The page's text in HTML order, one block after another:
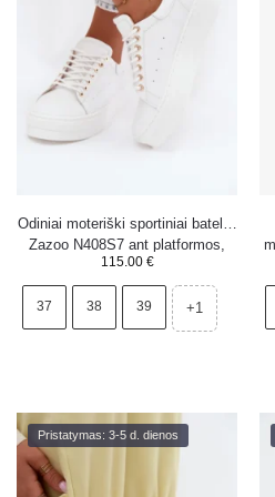
Odiniai moteriški sportiniai bateliai
Zazoo N408S7 ant platformos,
balti
115.00 €
37 38 39 +1
Pristatymas: 3-5 d. dienos